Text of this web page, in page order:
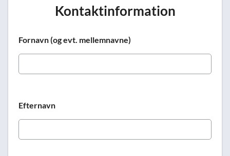
Kontaktinformation
Fornavn (og evt. mellemnavne)
Efternavn